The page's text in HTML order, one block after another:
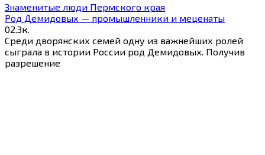
Знаменитые люди Пермского края
Род Демидовых — промышленники и меценаты
02.3к.
Среди дворянских семей одну из важнейших ролей
сыграла в истории России род Демидовых. Получив
разрешение